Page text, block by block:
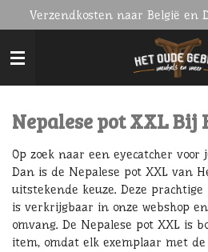
direct
naar
de
hoofdinhoud
Verzendkosten naar België en
Nepalese pot XXL Bij
Op zoek naar een eyecatcher
Dan is de Nepalese pot XXL van
uitstekende keuze. Deze
is verkrijgbaar in onze webshop
omvang. De Nepalese pot XXL is
item, omdat elk exemplaar met